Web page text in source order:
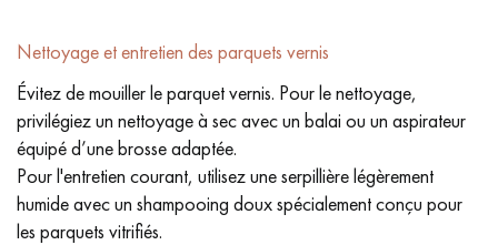
Nettoyage et entretien des parquets vernis
Évitez de mouiller le parquet vernis. Pour le nettoyage,
privilégiez un nettoyage à sec avec un balai ou un aspirateur
équipé d’une brosse adaptée.
Pour l'entretien courant, utilisez une serpillière légèrement
humide avec un shampooing doux spécialement conçu pour
les parquets vitrifiés.